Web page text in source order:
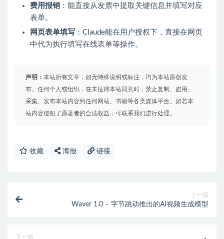
费用报销 ：能直接从发票中提取关键信息并填写对应
表单。
网页表单填写 ：Claude能在用户授权下，直接在网页
中代为执行填写在线表单等操作。
声明： 本站所有文章，如无特殊说明或标注，均为本站原创发
布。任何个人或组织，在未征得本站同意时，禁止复制、盗用、
采集、发布本站内容到任何网站、书籍等各类媒体平台。如若本
站内容侵犯了原著者的合法权益，可联系我们进行处理。
收藏 海报 链接
上一篇
Waver 1.0 – 字节跳动推出的AI视频生成模型
下一篇